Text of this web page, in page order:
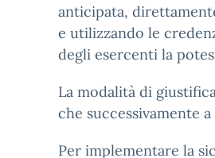
anticipata,
e utilizzando le
degli esercenti la
La modalità di
che successivamente
Per implementare la